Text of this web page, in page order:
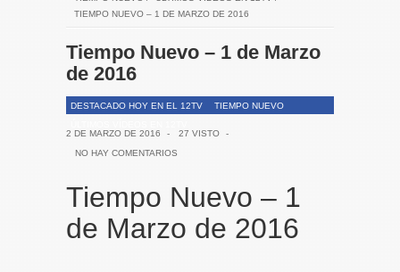
TIEMPO NUEVO – 1 DE MARZO DE 2016
Tiempo Nuevo – 1 de Marzo
de 2016
DESTACADO HOY EN EL 12TV
TIEMPO NUEVO
2 DE MARZO DE 2016
- 27 VISTO
-
NO HAY COMENTARIOS
Tiempo Nuevo – 1
de Marzo de 2016